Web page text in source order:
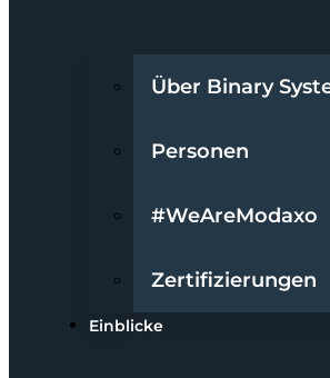
Über Binary
Personen
#WeAreModaxo
Zertifizierungen
Einblicke